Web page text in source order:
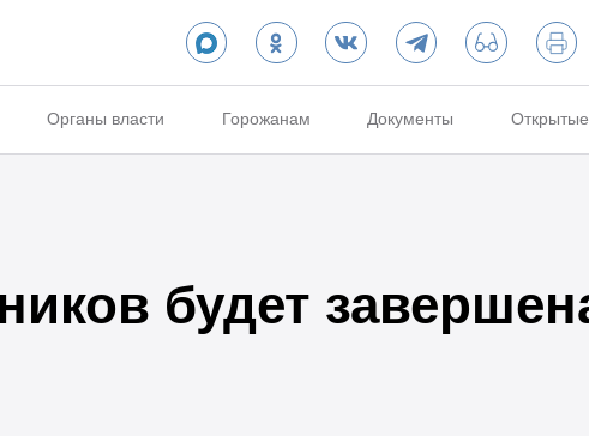
Органы власти Горожанам Документы
будет